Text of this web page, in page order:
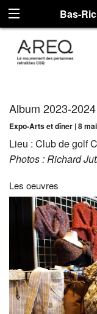
Bas-
Album 2023-2024
Expo-Arts et dîner | 8
Lieu : Club de golf
Photos : Richard
Les oeuvres